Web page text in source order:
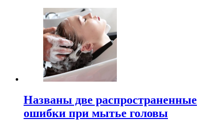
Названы две распространенные
ошибки при мытье головы